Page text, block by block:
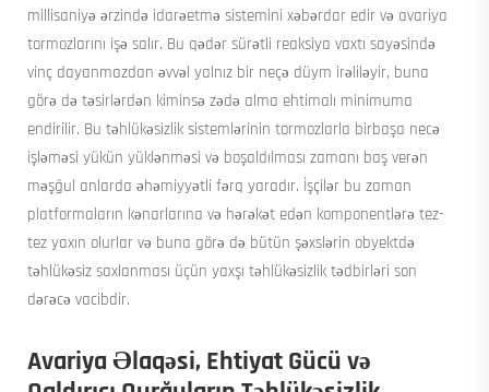
millisaniyə ərzində idarəetmə sistemini xəbərdar edir və avariya
tormozlarını işə salır. Bu qədər sürətli reaksiya vaxtı sayəsində
vinç dayanmazdan əvvəl yalnız bir neçə düym irəliləyir, buna
görə də təsirlərdən kiminsə zədə alma ehtimalı minimuma
endirilir. Bu təhlükəsizlik sistemlərinin tormozlarla birbaşa necə
işləməsi yükün yüklənməsi və boşaldılması zamanı baş verən
məşğul anlarda əhəmiyyətli fərq yaradır. İşçilər bu zaman
platformaların kənarlarına və hərəkət edən komponentlərə tez-
tez yaxın olurlar və buna görə də bütün şəxslərin obyektdə
təhlükəsiz saxlanması üçün yaxşı təhlükəsizlik tədbirləri son
dərəcə vacibdir.
Avariya Əlaqəsi, Ehtiyat Gücü və